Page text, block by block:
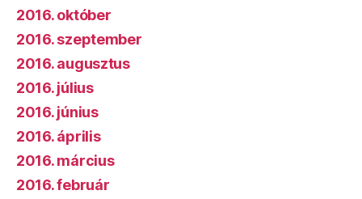
2016. október
2016. szeptember
2016. augusztus
2016. július
2016. június
2016. április
2016. március
2016. február